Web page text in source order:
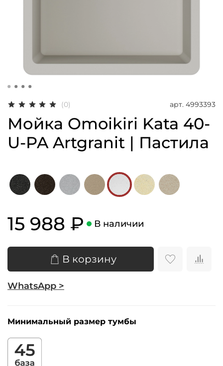
(0) арт. 4993393
Мойка Omoikiri Kata 40-
U-PA Artgranit | Пастила
15 988 ₽ В наличии
В корзину
WhatsApp >
Минимальный размер тумбы